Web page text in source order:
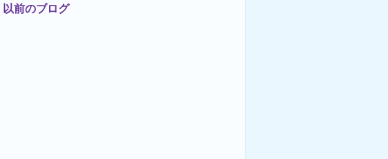
以前のブログ